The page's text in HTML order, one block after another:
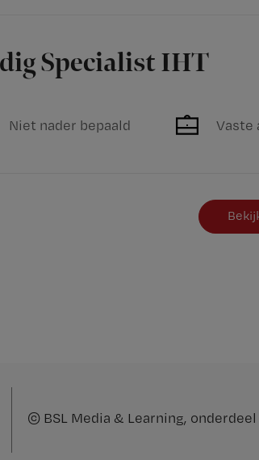
Specialist IHT
Niet nader bepaald Vaste
© BSL Media & Learning, onderdeel